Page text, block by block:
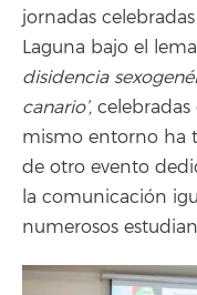
jornadas
Laguna bajo el lema
disidencia
canario’, celebradas
mismo entorno ha
de otro evento
la comunicación
numerosos